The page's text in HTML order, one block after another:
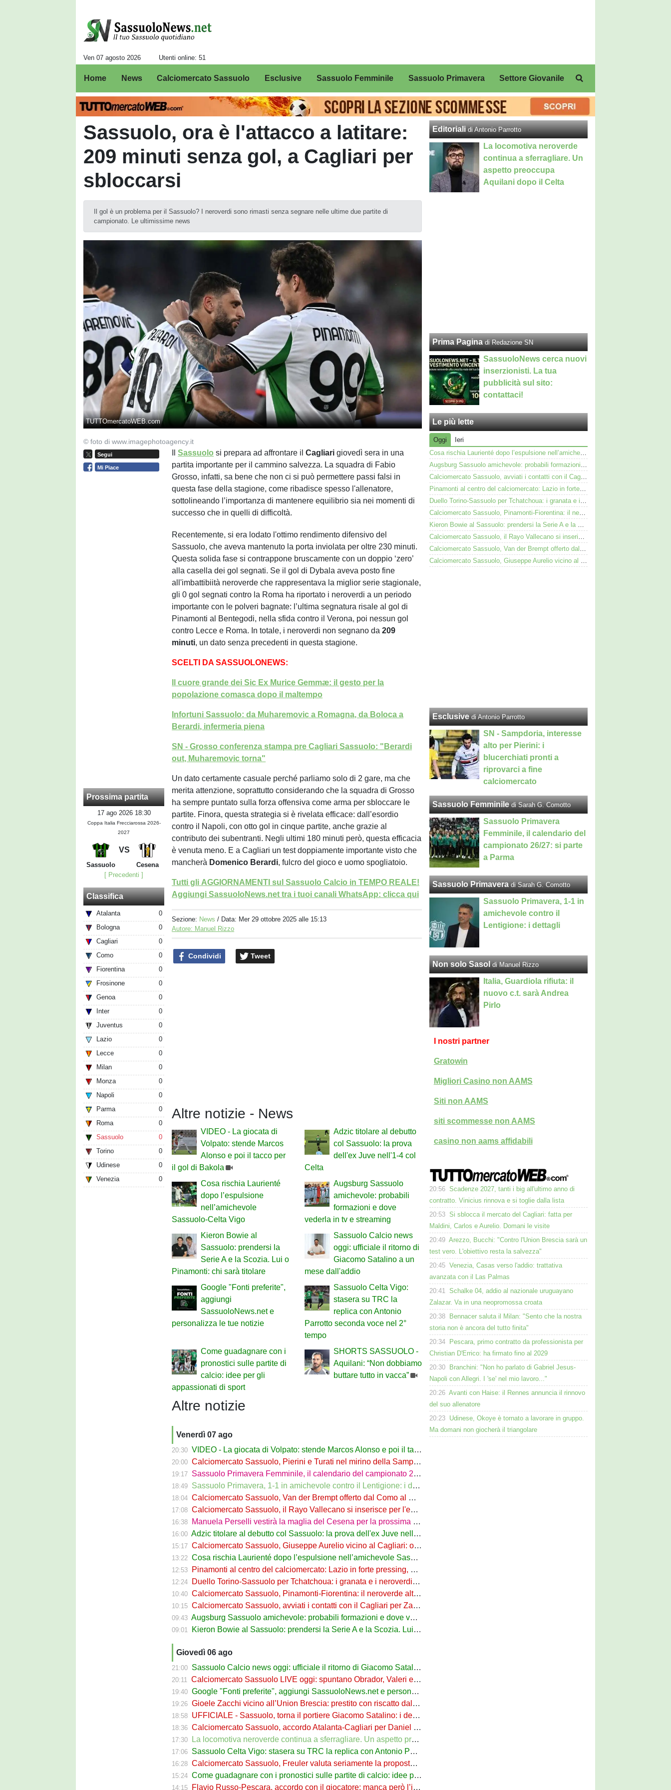
Ven 07 agosto 2026 Utenti online: 51
Home News Calciomercato Sassuolo Esclusive Sassuolo Femminile Sassuolo Primavera Settore Giovanile
Sassuolo, ora è l'attacco a latitare:
209 minuti senza gol, a Cagliari per
sbloccarsi
Il gol è un problema per il Sassuolo? I neroverdi sono rimasti senza segnare nelle ultime due partite di
campionato. Le ultimissime news
TUTTOmercatoWEB.com
© foto di www.imagephotoagency.it
Segui
Mi Piace
Prossima partita
17 ago 2026 18:30
Coppa Italia Frecciarossa 2026-
2027
VS
Sassuolo
Cesena
[ Precedenti ]
Classifica
Atalanta
0
Bologna
0
Cagliari
0
Como
0
Fiorentina
0
Frosinone
0
Genoa
0
Inter
0
Juventus
0
Lazio
0
Lecce
0
Milan
0
Monza
0
Napoli
0
Parma
0
Roma
0
Sassuolo
0
Torino
0
Udinese
0
Venezia
0
IlSassuolo si prepara ad affrontare ilCagliari giovedì sera in una
partita importante per il cammino salvezza. La squadra di Fabio
Grosso, infatti, sa bene che non ci si può permettere passi falsi in
questa fase della stagione, come ribadisce spesso l'allenatore,
sottolineando l’importanza di mantenere equilibrio sia nei momenti di
successo che in quelli di difficoltà.
Recentemente, si era lodato l'ottimo rendimento difensivo del
Sassuolo, che aveva mantenuto la porta inviolata per oltre 230 minuti.
Questa solida fase si contrappone bruscamente con un doppio ‘zero’
alla casella dei gol segnati. Se il gol di Dybala aveva posto fine
all'imbattibiità neroverde che rappresentava la miglior serie stagionale,
gli 0 gol segnati contro la Roma ha riportato i neroverdi a un periodo
importante con le polveri bagnate: l’ultima segnatura risale al gol di
Pinamonti al Bentegodi, nella sfida contro il Verona, poi nessun gol
contro Lecce e Roma. In totale, i neroverdi non segnano da209
minuti, un dato senza precedenti in questa stagione.
SCELTI DA SASSUOLONEWS:
Il cuore grande dei Sic Ex Murice Gemmæ: il gesto per la
popolazione comasca dopo il maltempo
Infortuni Sassuolo: da Muharemovic a Romagna, da Boloca a
Berardi, infermeria piena
SN - Grosso conferenza stampa pre Cagliari Sassuolo: "Berardi
out, Muharemovic torna"
Un dato certamente casuale perché parliamo solo di 2 gare, ma che
merita attenzione, soprattutto considerando che la squadra di Grosso
ha sempre puntato sulla forza offensiva come arma per sbloccare le
partite. Finora, questa strategia si è rivelata efficace: dall’esordio
contro il Napoli, con otto gol in cinque partite, anche grazie al
contributo dei subentranti. Negli ultimi 180 minuti però, questa efficacia
è venuta meno. E a Cagliari un test doppiamente importante visto che
mancherà Domenico Berardi, fulcro del gioco e uomo spogliatoio.
Tutti gli AGGIORNAMENTI sul Sassuolo Calcio in TEMPO REALE!
Aggiungi SassuoloNews.net tra i tuoi canali WhatsApp: clicca qui
Sezione: News / Data: Mer 29 ottobre 2025 alle 15:13
Autore: Manuel Rizzo
Condividi Tweet
Altre notizie - News
VIDEO - La giocata di
Volpato: stende Marcos
Alonso e poi il tacco per
il gol di Bakola
Adzic titolare al debutto
col Sassuolo: la prova
dell'ex Juve nell'1-4 col
Celta
Cosa rischia Laurienté
dopo l’espulsione
nell’amichevole
Sassuolo-Celta Vigo
Augsburg Sassuolo
amichevole: probabili
formazioni e dove
vederla in tv e streaming
Kieron Bowie al
Sassuolo: prendersi la
Serie A e la Scozia. Lui o
Pinamonti: chi sarà titolare
Sassuolo Calcio news
oggi: ufficiale il ritorno di
Giacomo Satalino a un
mese dall'addio
Google "Fonti preferite",
aggiungi
SassuoloNews.net e
personalizza le tue notizie
Sassuolo Celta Vigo:
stasera su TRC la
replica con Antonio
Parrotto seconda voce nel 2°
tempo
Come guadagnare con i
pronostici sulle partite di
calcio: idee per gli
appassionati di sport
SHORTS SASSUOLO -
Aquilani: “Non dobbiamo
buttare tutto in vacca”
Altre notizie
Venerdì 07 ago
20:30 VIDEO - La giocata di Volpato: stende Marcos Alonso e poi il tacco per il gol di Bakola
20:00 Calciomercato Sassuolo, Pierini e Turati nel mirino della Sampdoria
19:17 Sassuolo Primavera Femminile, il calendario del campionato 26/27: si parte a Parma
18:49 Sassuolo Primavera, 1-1 in amichevole contro il Lentigione: i dettagli
18:04 Calciomercato Sassuolo, Van der Brempt offerto dal Como al Cagliari per avere Esposito
17:08 Calciomercato Sassuolo, il Rayo Vallecano si inserisce per l'ex Torino Obrador
16:38 Manuela Perselli vestirà la maglia del Cesena per la prossima stagione
16:00 Adzic titolare al debutto col Sassuolo: la prova dell'ex Juve nell'1-4 col Celta
15:17 Calciomercato Sassuolo, Giuseppe Aurelio vicino al Cagliari: operazione in dirittura d’arrivo
13:22 Cosa rischia Laurienté dopo l’espulsione nell’amichevole Sassuolo-Celta Vigo
12:53 Pinamonti al centro del calciomercato: Lazio in forte pressing, Fiorentina osserva
12:24 Duello Torino-Sassuolo per Tchatchoua: i granata e i neroverdi valutano per l'ex Verona
10:40 Calciomercato Sassuolo, Pinamonti-Fiorentina: il neroverde alternativa a Pellegrino del Parma
10:15 Calciomercato Sassuolo, avviati i contatti con il Cagliari per Zappa
09:43 Augsburg Sassuolo amichevole: probabili formazioni e dove vederla in tv e streaming
09:01 Kieron Bowie al Sassuolo: prendersi la Serie A e la Scozia. Lui o Pinamonti: chi sarà titolare
Giovedì 06 ago
21:00 Sassuolo Calcio news oggi: ufficiale il ritorno di Giacomo Satalino a un mese dall'addio
20:11 Calciomercato Sassuolo LIVE oggi: spuntano Obrador, Valeri e Darmian per la difesa
19:40 Google "Fonti preferite", aggiungi SassuoloNews.net e personalizza le tue notizie
19:26 Gioele Zacchi vicino all’Union Brescia: prestito con riscatto dal Sassuolo
18:58 UFFICIALE - Sassuolo, torna il portiere Giacomo Satalino: i dettagli
18:36 Calciomercato Sassuolo, accordo Atalanta-Cagliari per Daniel Maldini: i dettagli
17:30 La locomotiva neroverde continua a sferragliare. Un aspetto preoccupa Aquilani dopo il Celta
17:06 Sassuolo Celta Vigo: stasera su TRC la replica con Antonio Parrotto seconda voce nel 2° tempo
16:28 Calciomercato Sassuolo, Freuler valuta seriamente la proposta neroverde
15:24 Come guadagnare con i pronostici sulle partite di calcio: idee per gli appassionati di sport
14:15 Flavio Russo-Pescara, accordo con il giocatore: manca però l’intesa con il Sassuolo
Editoriali di Antonio Parrotto
La locomotiva neroverde
continua a sferragliare. Un
aspetto preoccupa
Aquilani dopo il Celta
Prima Pagina di Redazione SN
SassuoloNews cerca nuovi
inserzionisti. La tua
pubblicità sul sito:
contattaci!
Le più lette
Oggi
Ieri
Cosa rischia Laurienté dopo l’espulsione nell’amichevole Sassuolo-Celta Vigo
Augsburg Sassuolo amichevole: probabili formazioni e dove vederla in tv e streaming
Calciomercato Sassuolo, avviati i contatti con il Cagliari per Zappa
Pinamonti al centro del calciomercato: Lazio in forte pressing, Fiorentina osserva
Duello Torino-Sassuolo per Tchatchoua: i granata e i neroverdi valutano per l'ex Verona
Calciomercato Sassuolo, Pinamonti-Fiorentina: il neroverde alternativa a Pellegrino del Parma
Kieron Bowie al Sassuolo: prendersi la Serie A e la Scozia. Lui o Pinamonti: chi sarà titolare
Calciomercato Sassuolo, il Rayo Vallecano si inserisce per l'ex Torino Obrador
Calciomercato Sassuolo, Van der Brempt offerto dal Como al Cagliari per avere Esposito
Calciomercato Sassuolo, Giuseppe Aurelio vicino al Cagliari: operazione in dirittura d’arrivo
Esclusive di Antonio Parrotto
SN - Sampdoria, interesse
alto per Pierini: i
blucerchiati pronti a
riprovarci a fine
calciomercato
Sassuolo Femminile di Sarah G. Comotto
Sassuolo Primavera
Femminile, il calendario del
campionato 26/27: si parte
a Parma
Sassuolo Primavera di Sarah G. Comotto
Sassuolo Primavera, 1-1 in
amichevole contro il
Lentigione: i dettagli
Non solo Sasol di Manuel Rizzo
Italia, Guardiola rifiuta: il
nuovo c.t. sarà Andrea
Pirlo
I nostri partner
Gratowin
Migliori Casino non AAMS
Siti non AAMS
siti scommesse non AAMS
casino non aams affidabili
20:56 Scadenze 2027, tanti i big all'ultimo anno di
contratto. Vinicius rinnova e si toglie dalla lista
20:53 Si sblocca il mercato del Cagliari: fatta per
Maldini, Carlos e Aurelio. Domani le visite
20:49 Arezzo, Bucchi: "Contro l'Union Brescia sarà un
test vero. L'obiettivo resta la salvezza"
20:45 Venezia, Casas verso l'addio: trattativa
avanzata con il Las Palmas
20:41 Schalke 04, addio al nazionale uruguayano
Zalazar. Va in una neopromossa croata
20:38
Bennacer saluta il Milan: "Sento che la nostra
storia non è ancora del tutto finita"
20:34
Pescara, primo contratto da professionista per
Christian D'Errico: ha firmato fino al 2029
20:30
Branchini: "Non ho parlato di Gabriel Jesus-
Napoli con Allegri. I 'se' nel mio lavoro..."
20:26 Avanti con Haise: il Rennes annuncia il rinnovo
del suo allenatore
20:23 Udinese, Okoye è tornato a lavorare in gruppo.
Ma domani non giocherà il triangolare